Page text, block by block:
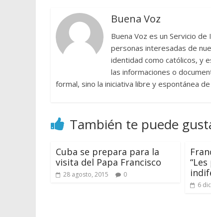
Buena Voz
Buena Voz es un Servicio
personas interesadas de
identidad como católicos, y
las informaciones o
formal, sino la iniciativa libre y espontánea
También te puede
Cuba se prepara para la
visita del Papa Francisco
28 agosto, 2015 0
6